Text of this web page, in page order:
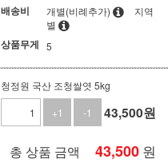
배송비
개별(비례추가)
지역
별
상품무게 5
청정원 국산 조청쌀엿 5kg
+1
-1 43,500원
총 상품 금액 43,500 원